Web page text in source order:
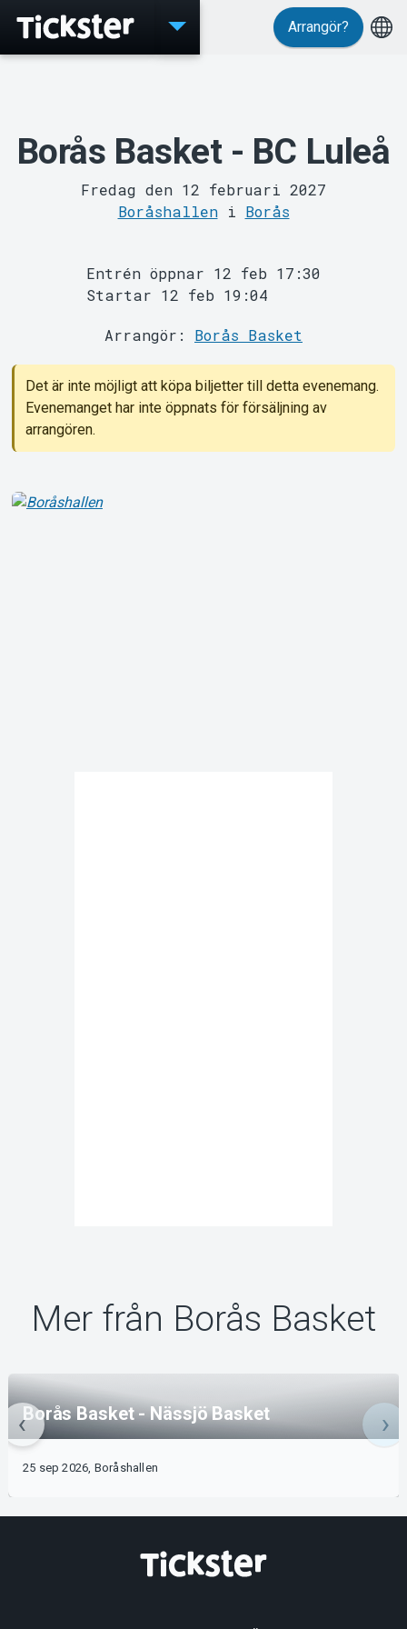
MyTickster
Arrangör?
Borås Basket - BC Luleå
Fredag den 12 februari 2027
Boråshalleni Borås
Entrén öppnar 12 feb 17:30
Startar 12 feb 19:04
Arrangör: Borås Basket
Det är inte möjligt att köpa biljetter till detta evenemang.
Evenemanget har inte öppnats för försäljning av
arrangören.
Mer från Borås Basket
Borås Basket - Nässjö Basket
25 sep 2026, Boråshallen